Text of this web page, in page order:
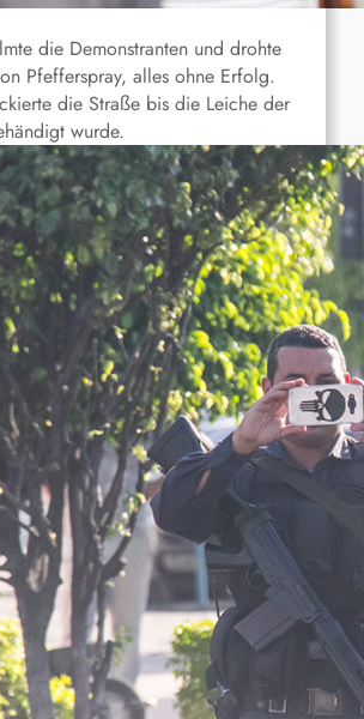
die Demonstranten und drohte
Pfefferspray, alles ohne Erfolg.
die Straße bis die Leiche der
wurde.